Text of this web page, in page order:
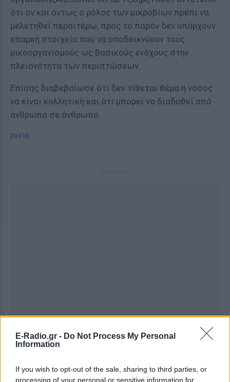
E-Radio.gr - Do Not Process My Personal
Information
If you wish to opt-out of the sale, sharing to third parties, or
processing of your personal or sensitive information for
ότι αν και όντως ο ρόλος των μικροβίων πρέπι να
μελετηθεί περαιτέρω, προς το παρόν δεν υπάρχουν
επαρκή στοιχεία που να υποδεικνύουν τους
μικοοργανισμούς ως βασικούς ενόχους στην
πλειονότητα των περιπτώσεων.
Επίσης διαβεβαίωσε ότι δεν τίθεται θέμα η νόσος
να είναι κολλητική και ότι μπορεί να διαδοθεί από
άνθρωπο σε άνθρωπο.
[ΠΗΓΗ]